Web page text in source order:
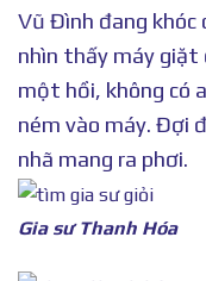
Vũ Đình đang khóc
nhìn thấy máy giặt
một hồi, không có
ném vào máy. Đợi
nhã mang ra phơi.
Gia sư Thanh Hóa